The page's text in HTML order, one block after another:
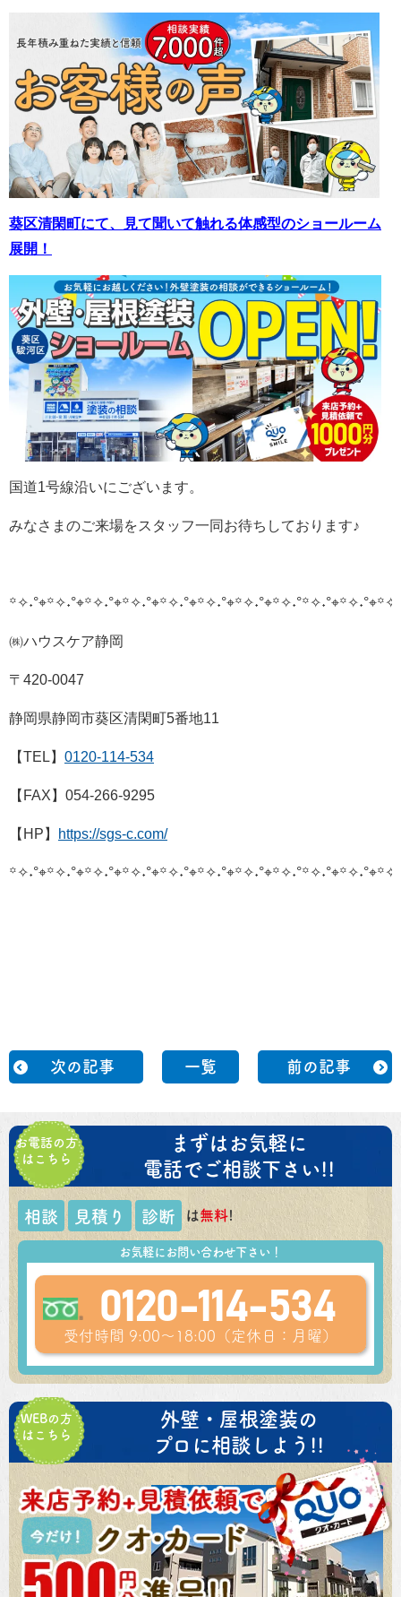
葵区清閑町にて、見て聞いて触れる体感型のショールーム
展開！
国道1号線沿いにございます。
みなさまのご来場をスタッフ一同お待ちしております♪
꙳✧˖°⌖꙳✧˖°⌖꙳✧˖°⌖꙳✧˖°⌖꙳✧˖°⌖꙳✧˖°⌖꙳✧˖°⌖꙳✧˖°
㈱ハウスケア静岡
〒420-0047
静岡県静岡市葵区清閑町5番地11
【TEL】 0120-114-534
【FAX】054-266-9295
【HP】 https://sgs-c.com/
꙳✧˖°⌖꙳✧˖°⌖꙳✧˖°⌖꙳✧˖°⌖꙳✧˖°⌖꙳✧˖°⌖꙳✧˖°⌖꙳✧˖°
次の記事 一覧 前の記事
お電話の方
はこちら
まずはお気軽に
電話でご相談下さい!!
相談 見積り 診断 は無料!
お気軽にお問い合わせ下さい！
0120-114-534
受付時間 9:00～18:00（定休日：月曜）
WEBの方
はこちら
外壁・屋根塗装の
プロに相談しよう!!